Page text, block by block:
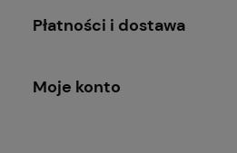
Płatności i dostawa
Moje konto